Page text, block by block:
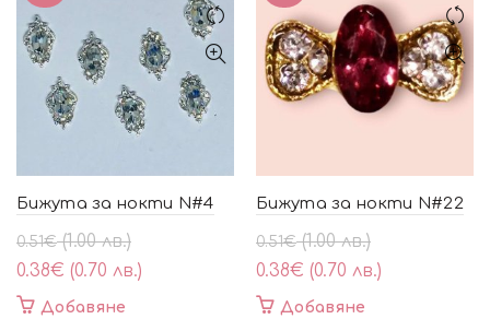
Бижута за нокти N#4
0.51€ (1.00 лв.)
Original
price
was:
0.38€ (0.70 лв.)
Текущата
цена
е:
Добавяне
Бижута за нокти N#22
0.51€ (1.00 лв.)
Original
price
was:
0.38€ (0.70 лв.)
Текущата
цена
е:
Добавяне